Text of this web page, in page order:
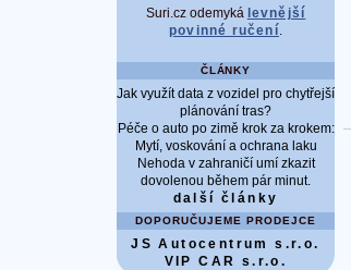
Suri.cz odemyká levnější
povinné ručení.
ČLÁNKY
Jak využít data z vozidel pro chytřejší
plánování tras?
Péče o auto po zimě krok za krokem:
Mytí, voskování a ochrana laku
Nehoda v zahraničí umí zkazit
dovolenou během pár minut.
další články
DOPORUČUJEME PRODEJCE
JS Autocentrum s.r.o.
VIP CAR s.r.o.